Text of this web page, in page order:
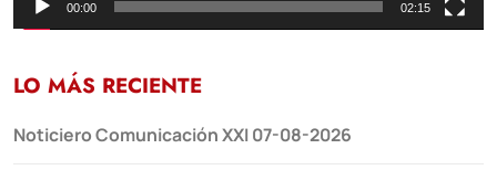
00:00 02:15
LO MÁS RECIENTE
Noticiero Comunicación XXI 07-08-2026